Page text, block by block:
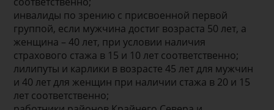
инвалиды по зрению с присвоенной первой
группой, если мужчина достиг возраста 50 лет, а
женщина – 40 лет, при условии наличия
страхового стажа в 15 и 10 лет соответственно;
лилипуты и карлики в возрасте 45 лет для мужчин
и 40 лет для женщин при наличии стажа в 20 и 15
лет соответственно;